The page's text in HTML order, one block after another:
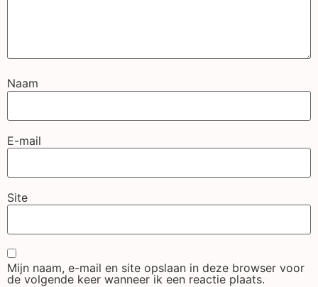
Naam
E-mail
Site
Mijn naam, e-mail en site opslaan in deze browser voor
de volgende keer wanneer ik een reactie plaats.